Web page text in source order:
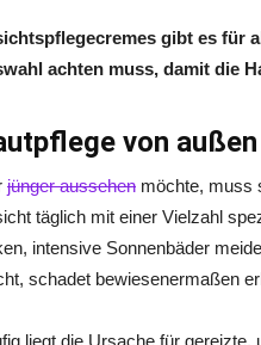
gibt es für
achten muss, damit die
von
jünger aussehen möchte, muss
täglich mit einer Vielzahl
intensive Sonnenbäder
schadet bewiesenermaßen